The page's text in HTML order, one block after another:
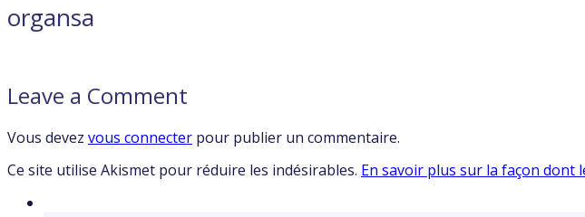
organsa
Leave a Comment
Vous devez vous connecter pour publier un commentaire.
Ce site utilise Akismet pour réduire les indésirables. En savoir plus sur la façon dont